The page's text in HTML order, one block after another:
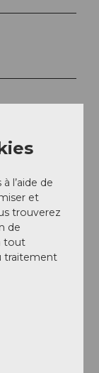
le numéro
l’aide de
et
trouverez
de
tout
traitement